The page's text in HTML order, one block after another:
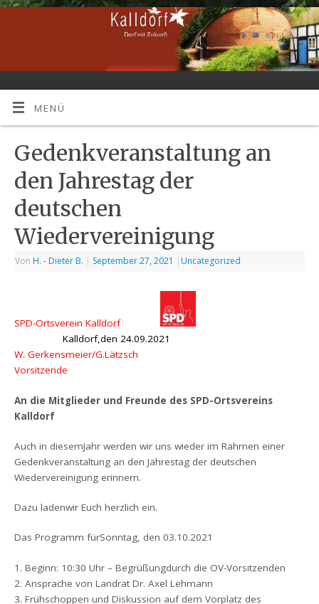
MENÜ
Gedenkveranstaltung an
den Jahrestag der
deutschen
Wiedervereinigung
Von H. - Dieter B. | September 27, 2021 | Uncategorized
SPD-Ortsverein Kalldorf
Kalldorf,den 24.09.2021
W. Gerkensmeier/G.Lätzsch
Vorsitzende
An die Mitglieder und Freunde des SPD-Ortsvereins
Kalldorf
Auch in diesemJahr werden wir uns wieder im Rahmen einer
Gedenkveranstaltung an den Jahrestag der deutschen
Wiedervereinigung erinnern.
Dazu ladenwir Euch herzlich ein.
Das Programm fürSonntag, den 03.10.2021
1. Beginn: 10:30 Uhr – Begrüßungdurch die OV-Vorsitzenden
2. Ansprache von Landrat Dr. Axel Lehmann
3. Frühschoppen und Diskussion auf dem Vorplatz des